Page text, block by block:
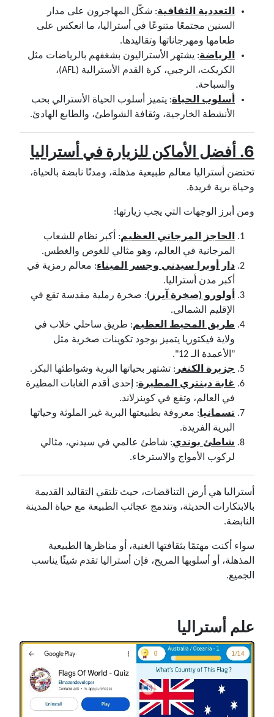
التعددية الثقافية: شكّل المهاجرون على مدار
السنين مجتمعًا متنوعًا في أستراليا، ما انعكس على
طعامها ومهرجاناتها وتقاليدها.
الرياضة: يشتهر الأستراليون بشغفهم بالرياضات مثل
الكريكت، الرجبي، كرة القدم الأسترالية (AFL)،
والسباحة.
أسلوب الحياة: يتميز أسلوب الحياة الأسترالي بحب
الأنشطة الخارجية، وثقافة الشواطئ، والطابع الهادئ.
6. أفضل الأماكن للزيارة في أستراليا
تحتضن أستراليا معالم طبيعية مذهلة، ومدنًا نابضة بالحياة،
وحياة برية فريدة.
ومن أبرز الوجهات التي يجب زيارتها:
الحاجز المرجاني العظيم: أكبر نظام للشعاب
المرجانية في العالم، وهو مثالي للغوص والغطس.
دار أوبرا سيدني وجسر الميناء: معالم رمزية في
أكبر مدن أستراليا.
أولورو (صخرة آيرز): صخرة رملية مقدسة تقع في
الإقليم الشمالي.
طريق المحيط العظيم: طريق ساحلي خلاب في
ولاية فيكتوريا يتميز بوجود تكوينات صخرية مثل
"الأعمدة الـ 12".
جزيرة الكنغر : تشتهر بحياتها البرية وشواطئها البكر.
غابة دينتري المطيرة: إحدى أقدم الغابات المطيرة
في العالم، وتقع في كوينزلاند.
تسمانيا: معروفة بطبيعتها البرية غير الملوثة وحياتها
البرية الفريدة.
شاطئ بوندي: شاطئ عالمي في سيدني، مثالي
لركوب الأمواج والاسترخاء.
أستراليا هي أرض التناقضات، حيث تلتقي التقاليد القديمة
بالابتكارات الحديثة، وتندمج عجائب الطبيعة مع حياة المدينة
النابضة.
سواء أكنت مهتمًا بثقافتها الغنية، أو مناظرها الطبيعية
المذهلة، أو أسلوبها المريح، فإن أستراليا تقدم شيئًا يناسب
الجميع.
علم أستراليا